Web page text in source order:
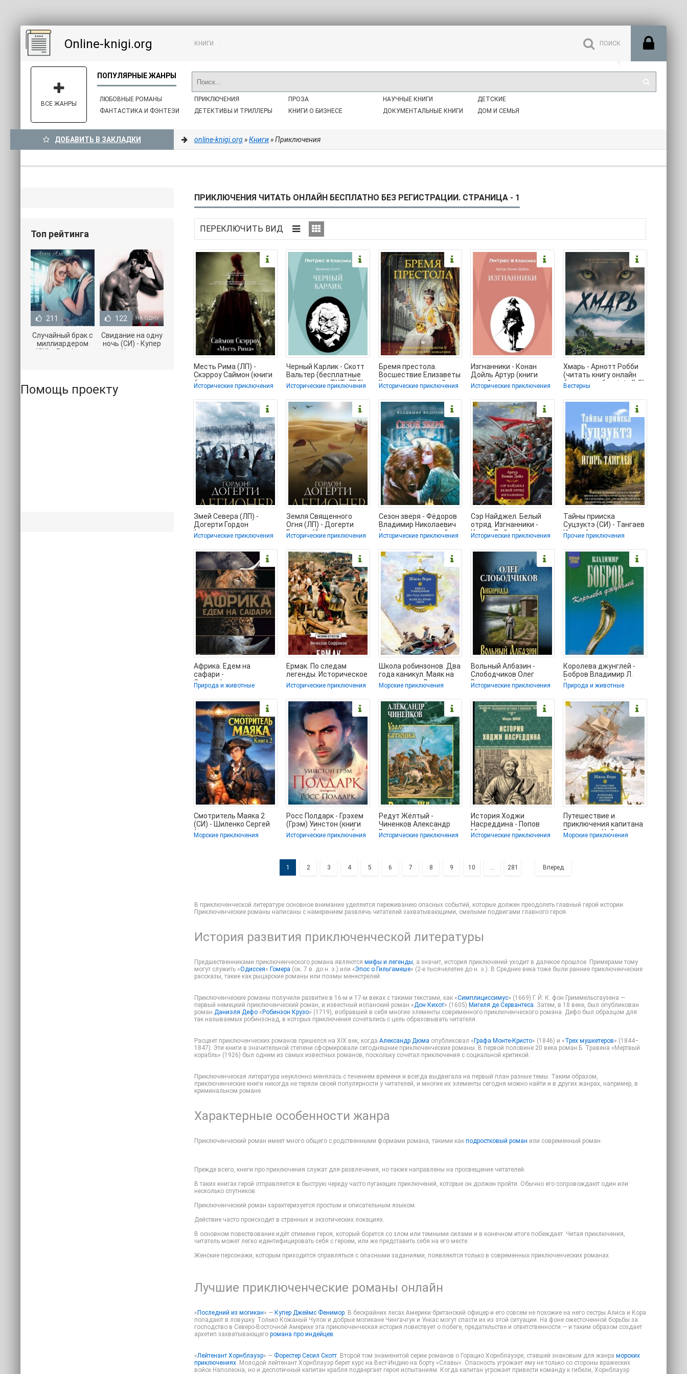
Online-knigi.org КНИГИ
ЛЮБОВНЫЕ РОМАНЫ
ФАНТАСТИКА И ФЭНТЕЗИ
ПРИКЛЮЧЕНИЯ
ДЕТЕКТИВЫ И ТРИЛЛЕРЫ
ПРОЗА
КНИГИ О БИЗНЕСЕ
НАУЧНЫЕ КНИГИ
ДОКУМЕНТАЛЬНЫЕ КНИГИ
ДЕТСКИЕ
ДОМ И СЕМЬЯ
ВСЕ ЖАНРЫ
ДОБАВИТЬ В ЗАКЛАДКИ online-knigi.org»Книги» Приключения
ПРИКЛЮЧЕНИЯ ЧИТАТЬ ОНЛАЙН БЕСПЛАТНО БЕЗ РЕГИСТРАЦИИ. СТРАНИЦА - 1
Месть Рима (ЛП) -
Скэрроу Саймон (книги
без регистрации txt,
fb2) 📗
Исторические приключения
Черный Карлик - Скотт
Вальтер (бесплатные
версии книг .TXT, .FB2)
Исторические приключения
Бремя престола.
Восшествие Елизаветы
II и рождение новой
монархии - Ларман
Исторические приключения
Изгнанники - Конан
Дойль Артур (книги
онлайн полностью
бесплатно .TXT, .FB2) 📗
Исторические приключения
Хмарь - Арнотт Робби
(читать книгу онлайн
бесплатно без .txt, .fb2)
Вестерны
Змей Севера (ЛП) -
Догерти Гордон
(читать книги
бесплатно полностью
без
Исторические приключения
Земля Священного
Огня (ЛП) - Догерти
Гордон (бесплатная
библиотека
электронных
Исторические приключения
Сезон зверя - Фёдоров
Владимир Николаевич
(читать книги онлайн
бесплатно без
Исторические приключения
Сэр Найджел. Белый
отряд. Изгнанники -
Конан Дойль Артур
(читать книги
Исторические приключения
Тайны прииска
Суцзуктэ (СИ) - Тангаев
Игорь Александрович
(электронную книгу
Прочие приключения
Африка. Едем на
сафари -
Стеллиферовская
Наталья (полные книги
TXT, FB2) 📗
Природа и животные
Ермак. По следам
легенды. Историческое
расследование -
Софронов Вячеслав
Исторические приключения
Школа робинзонов. Два
года каникул. Маяк на
краю света - Верн
Жюль (бесплатные
Морские приключения
Вольный Албазин -
Слободчиков Олег
Васильевич (книга
бесплатный формат
txt,
Исторические приключения
Королева джунглей -
Бобров Владимир Л.
(книги читать
бесплатно без
регистрации
Природа и животные
Смотритель Маяка 2
(СИ) - Шиленко Сергей
(читать хорошую книгу
.txt, .fb2) 📗
Морские приключения
Росс Полдарк - Грэхем
(Грэм) Уинстон (книги
читать бесплатно без
регистрации
Исторические приключения
Редут Жёлтый -
Чиненков Александр
Владимирович (книги
онлайн без
Исторические приключения
История Ходжи
Насреддина - Попов
Михаил (онлайн книга
без TXT, FB2) 📗
Исторические приключения
Путешествие и
приключения капитана
Гаттераса. Найденыш с
погибшей «Цинтии» -
Морские приключения
1 2 3 4 5 6 7 8 9 10 ... 281 Вперед
В приключенческой литературе основное внимание уделяется переживанию опасных событий, которые должен преодолеть главный герой истории.
Приключенческие романы написаны с намерением развлечь читателей захватывающими, смелыми подвигами главного героя.
История развития приключенческой литературы
Предшественниками приключенческого романа являются мифы и легенды, а значит, история приключений уходит в далекое прошлое. Примерами тому
могут служить «Одиссея» Гомера (ок. 7 в. до н. э.) или «Эпос о Гильгамеше» (2-е тысячелетие до н. э.). В Средние века тоже были ранние приключенческие
рассказы, такие как рыцарские романы или поэмы менестрелей.
Приключенческие романы получили развитие в 16-м и 17-м веках с такими текстами, как «Симплициссимус» (1669) Г. Й. К. фон Гриммельсгаузена —
первый немецкий приключенческий роман, и известный испанский роман «Дон Кихот» (1605) Мигеля де Сервантеса. Затем, в 18 веке, был опубликован
роман Даниэля Дефо « Робинзон Крузо» (1719), вобравший в себя многие элементы современного приключенческого романа. Дефо был образцом для
так называемых робинзонад, в которых приключения сочетались с цель образовывать читателя.
Расцвет приключенческих романов пришелся на XIX век, когда Александр Дюма опубликовал « Графа Монте-Кристо» (1846) и «Трех мушкетеров» (1844–
1847). Эти книги в значительной степени сформировали сегодняшние приключенческие романы. В первой половине 20 века роман Б. Травена «Мертвый
корабль» (1926) был одним из самых известных романов, поскольку сочетал приключения с социальной критикой.
Приключенческая литература неуклонно менялась с течением времени и всегда выдвигала на первый план разные темы. Таким образом,
приключенческие книги никогда не теряли своей популярности у читателей, и многие их элементы сегодня можно найти и в других жанрах, например, в
криминальном романе.
Характерные особенности жанра
Приключенческий роман имеет много общего с родственными формами романа, такими как подростковый роман или современный роман.
Прежде всего, книги про приключения служат для развлечения, но также направлены на просвещение читателей.
В таких книгах герой отправляется в быструю череду часто пугающих приключений, которые он должен пройти. Обычно его сопровождают один или
несколько спутников.
Приключенческий роман характеризуется простым и описательным языком.
Действие часто происходит в странных и экзотических локациях.
В основном повествование идёт отимени героя, который борется со злом или темными силами и в конечном итоге побеждает. Читая приключения,
читатель может легко идентифицировать себя с героем, или же представить себя на его месте.
Женские персонажи, которым приходится справляться с опасными заданиями, появляются только в современных приключенческих романах.
Лучшие приключенческие романы онлайн
« Последний из могикан» — Купер Джеймс Фенимор. В бескрайних лесах Америки британский офицер и его совсем не похожие на него сестры Алиса и Кора
попадают в ловушку. Только Кожаный Чулок и добрые могикане Чингачгук и Ункас могут спасти их из этой ситуации. На фоне ожесточенной борьбы за
господство в Северо-Восточной Америке эта приключенческая история повествует о побеге, предательстве и ответственности — и таким образом создает
архетип захватывающего романа про индейцев.
«Лейтенант Хорнблауэр» — Форестер Сесил Скотт. Второй том знаменитой серии романов о Горацио Хорнблауэре, ставшей знаковым для жанра морских
приключениях. Молодой лейтенант Хорнблауэр берет курс на Вест-Индию на борту «Славы». Опасность угрожает ему не только со стороны вражеских
войск Наполеона, но и деспотичный капитан крабля подвергает героя испытаниям. Когда капитан угрожает привести команду к гибели, Хорнблауэр
Топ рейтинга
211
Случайный брак с
миллиардером
(СИ) - Лав Агата
122
Свидание на одну
ночь (СИ) - Купер
Хелен
Помощь проекту